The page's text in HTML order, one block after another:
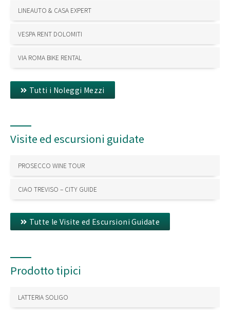
LINEAUTO & CASA EXPERT
VESPA RENT DOLOMITI
VIA ROMA BIKE RENTAL
Tutti i Noleggi Mezzi
Visite ed escursioni guidate
PROSECCO WINE TOUR
CIAO TREVISO – CITY GUIDE
Tutte le Visite ed Escursioni Guidate
Prodotto tipici
LATTERIA SOLIGO